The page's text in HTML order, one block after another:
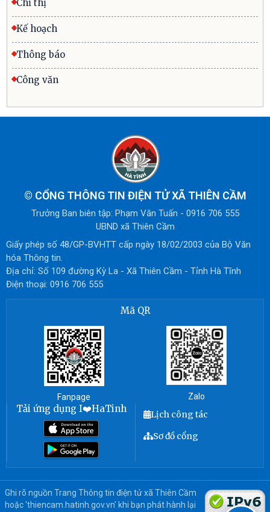
Chỉ thị
Kế hoạch
Thông báo
Công văn
© CỔNG THÔNG TIN ĐIỆN TỬ XÃ THIÊN CẦM
Trưởng Ban biên tập: Phạm Văn Tuấn - 0916 706 555
UBND xã Thiên Cầm
Giấy phép số 48/GP-BVHTT cấp ngày 18/02/2003 của Bộ Văn
hóa Thông tin.
Địa chỉ: Số 109 đường Kỳ La - Xã Thiên Cầm - Tỉnh Hà Tĩnh
Điện thoại: 0916 706 555
Mã QR
Fanpage Zalo
Tải ứng dụng I❤️HaTinh
Lịch công tác
Sơ đồ cổng
Ghi rõ nguồn Trang Thông tin điện tử xã Thiên Cầm
hoặc 'thiencam.hatinh.gov.vn' khi bạn phát hành lại